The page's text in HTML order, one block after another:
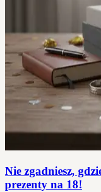
Nie zgadniesz,
prezenty na 18!